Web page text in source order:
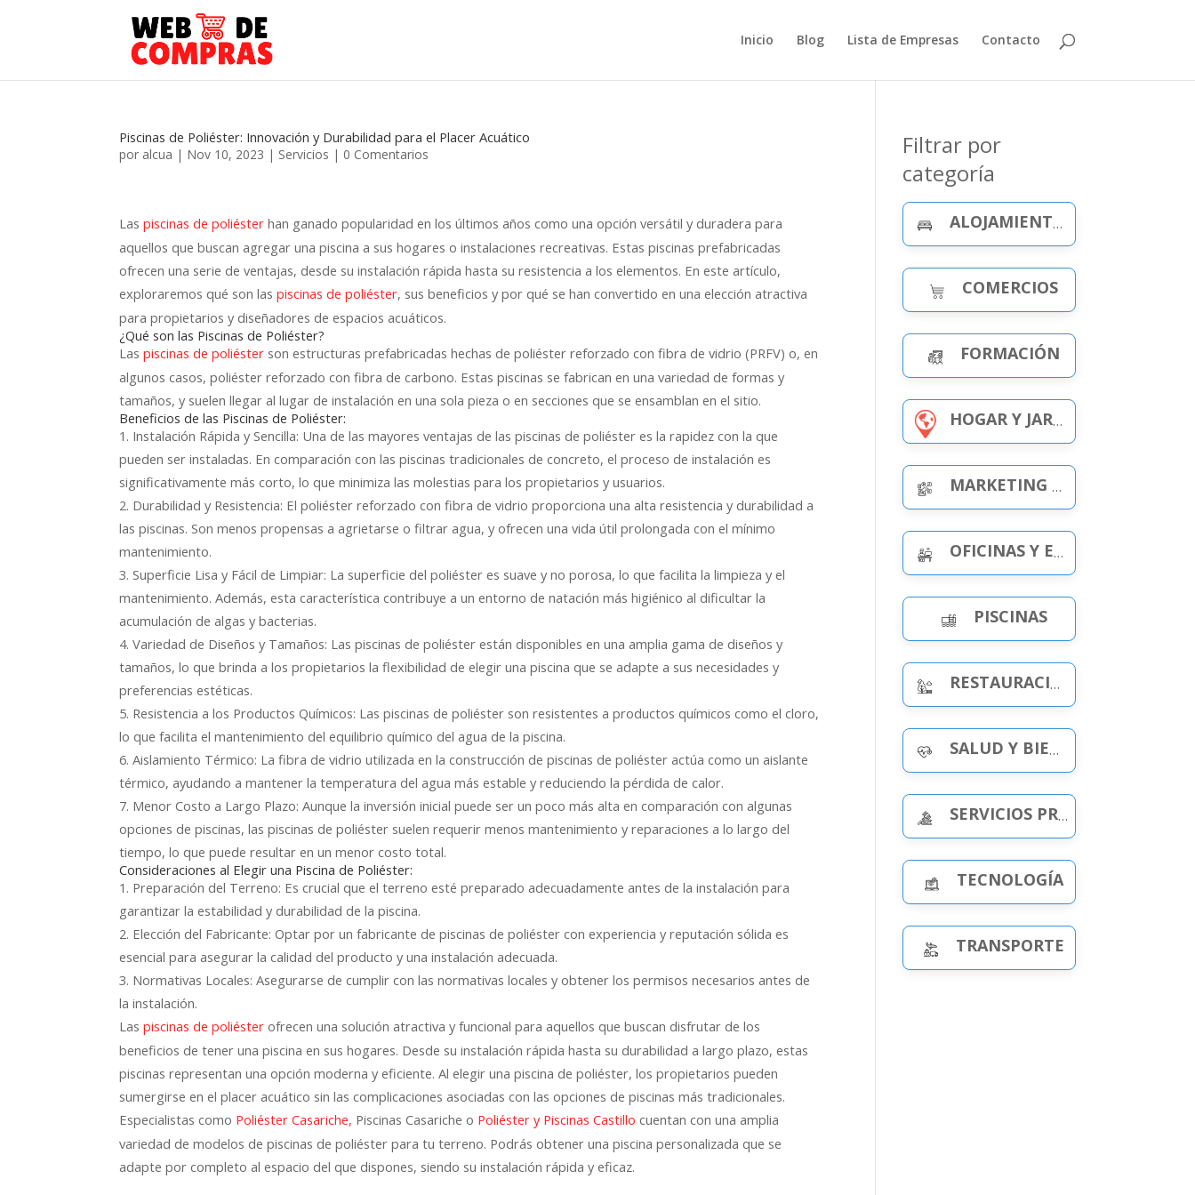
Inicio Blog Lista de Empresas Contacto
Piscinas de Poliéster: Innovación y Durabilidad para el Placer Acuático
por alcua | Nov 10, 2023 | Servicios | 0 Comentarios
Laspiscinas de poliéster han ganado popularidad en los últimos años como una opción versátil y duradera para
aquellos que buscan agregar una piscina a sus hogares o instalaciones recreativas. Estas piscinas prefabricadas
ofrecen una serie de ventajas, desde su instalación rápida hasta su resistencia a los elementos. En este artículo,
exploraremos qué son laspiscinas de poliéster, sus beneficios y por qué se han convertido en una elección atractiva
para propietarios y diseñadores de espacios acuáticos.
¿Qué son las Piscinas de Poliéster?
Laspiscinas de poliéster son estructuras prefabricadas hechas de poliéster reforzado con fibra de vidrio (PRFV) o, en
algunos casos, poliéster reforzado con fibra de carbono. Estas piscinas se fabrican en una variedad de formas y
tamaños, y suelen llegar al lugar de instalación en una sola pieza o en secciones que se ensamblan en el sitio.
Beneficios de las Piscinas de Poliéster:
1. Instalación Rápida y Sencilla: Una de las mayores ventajas de las piscinas de poliéster es la rapidez con la que
pueden ser instaladas. En comparación con las piscinas tradicionales de concreto, el proceso de instalación es
significativamente más corto, lo que minimiza las molestias para los propietarios y usuarios.
2. Durabilidad y Resistencia: El poliéster reforzado con fibra de vidrio proporciona una alta resistencia y durabilidad a
las piscinas. Son menos propensas a agrietarse o filtrar agua, y ofrecen una vida útil prolongada con el mínimo
mantenimiento.
3. Superficie Lisa y Fácil de Limpiar: La superficie del poliéster es suave y no porosa, lo que facilita la limpieza y el
mantenimiento. Además, esta característica contribuye a un entorno de natación más higiénico al dificultar la
acumulación de algas y bacterias.
4. Variedad de Diseños y Tamaños: Las piscinas de poliéster están disponibles en una amplia gama de diseños y
tamaños, lo que brinda a los propietarios la flexibilidad de elegir una piscina que se adapte a sus necesidades y
preferencias estéticas.
5. Resistencia a los Productos Químicos: Las piscinas de poliéster son resistentes a productos químicos como el cloro,
lo que facilita el mantenimiento del equilibrio químico del agua de la piscina.
6. Aislamiento Térmico: La fibra de vidrio utilizada en la construcción de piscinas de poliéster actúa como un aislante
térmico, ayudando a mantener la temperatura del agua más estable y reduciendo la pérdida de calor.
7. Menor Costo a Largo Plazo: Aunque la inversión inicial puede ser un poco más alta en comparación con algunas
opciones de piscinas, las piscinas de poliéster suelen requerir menos mantenimiento y reparaciones a lo largo del
tiempo, lo que puede resultar en un menor costo total.
Consideraciones al Elegir una Piscina de Poliéster:
1. Preparación del Terreno: Es crucial que el terreno esté preparado adecuadamente antes de la instalación para
garantizar la estabilidad y durabilidad de la piscina.
2. Elección del Fabricante: Optar por un fabricante de piscinas de poliéster con experiencia y reputación sólida es
esencial para asegurar la calidad del producto y una instalación adecuada.
3. Normativas Locales: Asegurarse de cumplir con las normativas locales y obtener los permisos necesarios antes de
la instalación.
Laspiscinas de poliéster ofrecen una solución atractiva y funcional para aquellos que buscan disfrutar de los
beneficios de tener una piscina en sus hogares. Desde su instalación rápida hasta su durabilidad a largo plazo, estas
piscinas representan una opción moderna y eficiente. Al elegir una piscina de poliéster, los propietarios pueden
sumergirse en el placer acuático sin las complicaciones asociadas con las opciones de piscinas más tradicionales.
Especialistas como Poliéster Casariche, Piscinas Casariche o Poliéster y Piscinas Castillo cuentan con una amplia
variedad de modelos de piscinas de poliéster para tu terreno. Podrás obtener una piscina personalizada que se
adapte por completo al espacio del que dispones, siendo su instalación rápida y eficaz.
Filtrar por
categoría
ALOJAMIENTO Y CELEBRACIONES
COMERCIOS
FORMACIÓN
HOGAR Y JARDÍN
MARKETING Y PUBLICIDAD
OFICINAS Y ESPACIOS DE TRABAJO
PISCINAS
RESTAURACIÓN Y OCIO
SALUD Y BIENESTAR
SERVICIOS PROFESIONALES
TECNOLOGÍA
TRANSPORTE